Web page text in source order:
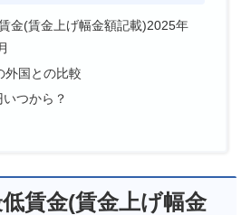
金(賃金上げ幅金額記載)2025年
外国との比較
つから？
賃金(賃金上げ幅金